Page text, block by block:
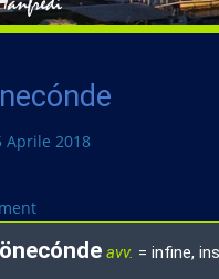
Aprile 2018
avv. = infine,